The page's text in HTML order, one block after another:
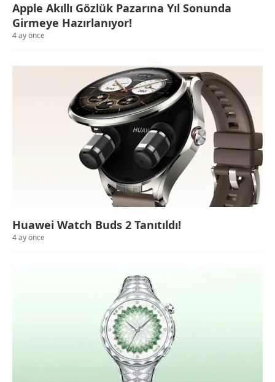
Apple Akıllı Gözlük Pazarına Yıl Sonunda
Girmeye Hazırlanıyor!
4 ay önce
Huawei Watch Buds 2 Tanıtıldı!
4 ay önce